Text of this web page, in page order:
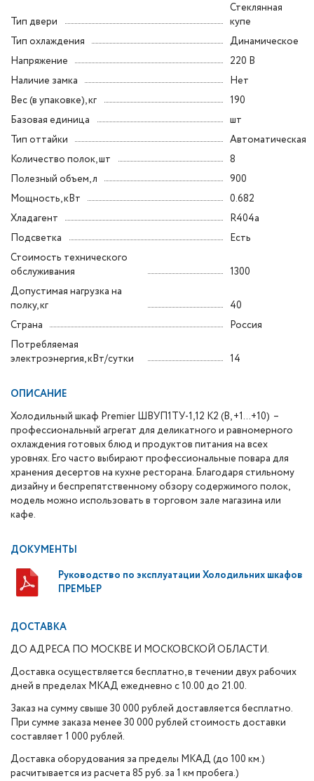
Тип двери
Стеклянная
купе
Тип охлаждения
Динамическое
Напряжение
220 В
Наличие замка
Нет
Вес (в упаковке), кг
190
Базовая единица
шт
Тип оттайки
Автоматическая
Количество полок, шт
8
Полезный объем, л
900
Мощность, кВт
0.682
Хладагент
R404a
Подсветка
Есть
Стоимость технического
обслуживания
1300
Допустимая нагрузка на
полку, кг
40
Страна
Россия
Потребляемая
электроэнергия, кВт/сутки
14
ОПИСАНИЕ
Холодильный шкаф Premier ШВУП1ТУ-1,12 К2 (В, +1…+10) –
профессиональный агрегат для деликатного и равномерного
охлаждения готовых блюд и продуктов питания на всех
уровнях. Его часто выбирают профессиональные повара для
хранения десертов на кухне ресторана. Благодаря стильному
дизайну и беспрепятственному обзору содержимого полок,
модель можно использовать в торговом зале магазина или
кафе.
ДОКУМЕНТЫ
Руководство по эксплуатации Холодильних шкафов
ПРЕМЬЕР
ДОСТАВКА
ДО АДРЕСА ПО МОСКВЕ И МОСКОВСКОЙ ОБЛАСТИ.
Доставка осуществляется бесплатно, в течении двух рабочих
дней в пределах МКАД ежедневно с 10.00 до 21.00.
Заказ на сумму свыше 30 000 рублей доставляется бесплатно.
При сумме заказа менее 30 000 рублей стоимость доставки
составляет 1 000 рублей.
Доставка оборудования за пределы МКАД (до 100 км.)
расчитывается из расчета 85 руб. за 1 км пробега.)